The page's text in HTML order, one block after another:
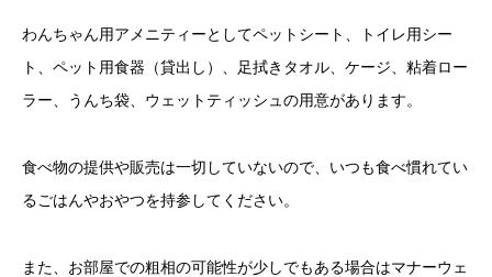
わんちゃん用アメニティーとしてペットシート、トイレ用シー
ト、ペット用食器（貸出し）、足拭きタオル、ケージ、粘着ロー
ラー、うんち袋、ウェットティッシュの用意があります。
食べ物の提供や販売は一切していないので、いつも食べ慣れてい
るごはんやおやつを持参してください。
また、お部屋での粗相の可能性が少しでもある場合はマナーウェ